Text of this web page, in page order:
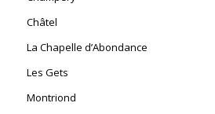
Châtel
La Chapelle d’Abondance
Les Gets
Montriond